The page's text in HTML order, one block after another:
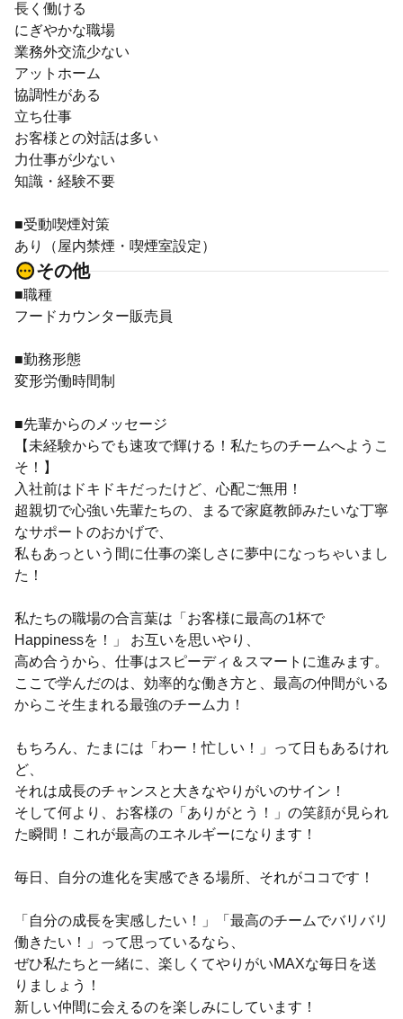
長く働ける
にぎやかな職場
業務外交流少ない
アットホーム
協調性がある
立ち仕事
お客様との対話は多い
力仕事が少ない
知識・経験不要
■受動喫煙対策
あり（屋内禁煙・喫煙室設定）
その他
■職種
フードカウンター販売員
■勤務形態
変形労働時間制
■先輩からのメッセージ
【未経験からでも速攻で輝ける！私たちのチームへようこ
そ！】
入社前はドキドキだったけど、心配ご無用！
超親切で心強い先輩たちの、まるで家庭教師みたいな丁寧
なサポートのおかげで、
私もあっという間に仕事の楽しさに夢中になっちゃいまし
た！
私たちの職場の合言葉は「お客様に最高の1杯で
Happinessを！」 お互いを思いやり、
高め合うから、仕事はスピーディ＆スマートに進みます。
ここで学んだのは、効率的な働き方と、最高の仲間がいる
からこそ生まれる最強のチーム力！
もちろん、たまには「わー！忙しい！」って日もあるけれ
ど、
それは成長のチャンスと大きなやりがいのサイン！
そして何より、お客様の「ありがとう！」の笑顔が見られ
た瞬間！これが最高のエネルギーになります！
毎日、自分の進化を実感できる場所、それがココです！
「自分の成長を実感したい！」「最高のチームでバリバリ
働きたい！」って思っているなら、
ぜひ私たちと一緒に、楽しくてやりがいMAXな毎日を送
りましょう！
新しい仲間に会えるのを楽しみにしています！